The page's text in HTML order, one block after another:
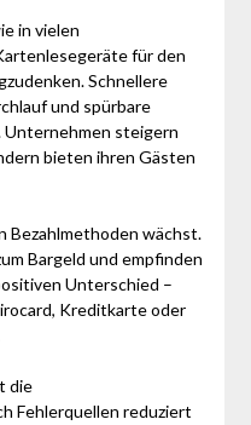
in vielen
für den
Schnellere
und spürbare
Unternehmen steigern
bieten ihren Gästen
Bezahlmethoden wächst.
Bargeld und empfinden
Unterschied –
Kreditkarte oder
die
Fehlerquellen reduziert